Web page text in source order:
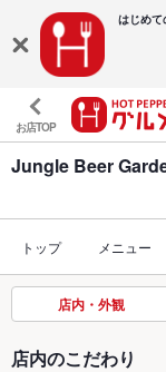
はじめて
お店TOP
Jungle Beer
トップ メニュー
店内・外観
店内のこだわり